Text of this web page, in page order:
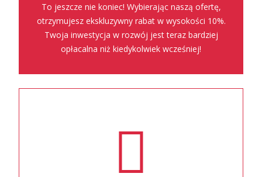
To jeszcze nie koniec! Wybierając naszą ofertę,
otrzymujesz ekskluzywny rabat w wysokości 10%.
Twoja inwestycja w rozwój jest teraz bardziej
opłacalna niż kiedykolwiek wcześniej!